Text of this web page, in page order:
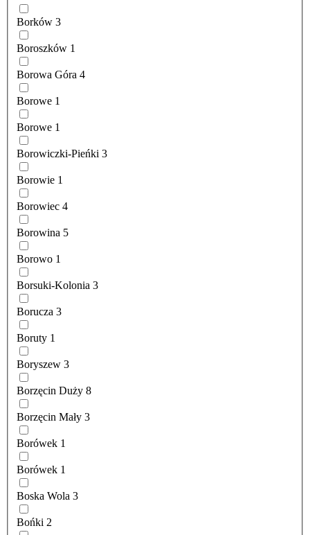
Borków 3
Boroszków 1
Borowa Góra 4
Borowe 1
Borowe 1
Borowiczki-Pieńki 3
Borowie 1
Borowiec 4
Borowina 5
Borowo 1
Borsuki-Kolonia 3
Borucza 3
Boruty 1
Boryszew 3
Borzęcin Duży 8
Borzęcin Mały 3
Borówek 1
Borówek 1
Boska Wola 3
Bońki 2